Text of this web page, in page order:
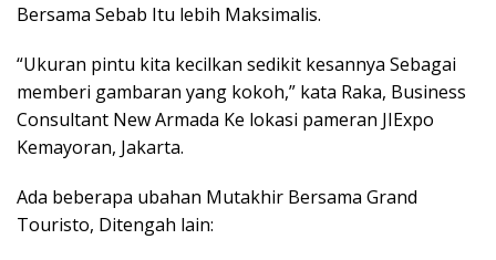
Bersama Sebab Itu lebih Maksimalis.
“Ukuran pintu kita kecilkan sedikit kesannya Sebagai
memberi gambaran yang kokoh,” kata Raka, Business
Consultant New Armada Ke lokasi pameran JIExpo
Kemayoran, Jakarta.
Ada beberapa ubahan Mutakhir Bersama Grand
Touristo, Ditengah lain: